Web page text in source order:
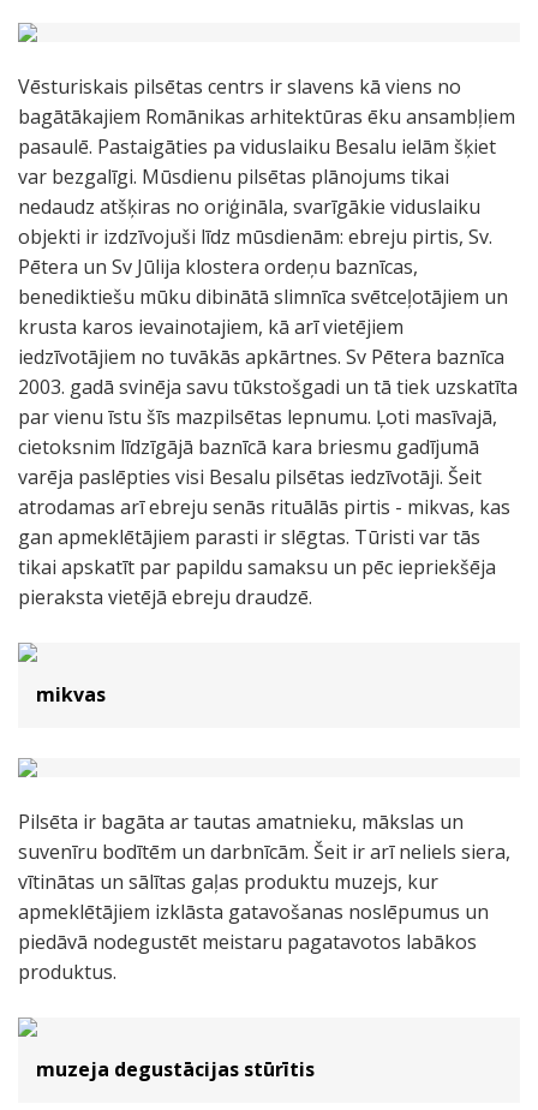
Vēsturiskais pilsētas centrs ir slavens kā viens no
bagātākajiem Romānikas arhitektūras ēku ansambļiem
pasaulē. Pastaigāties pa viduslaiku Besalu ielām šķiet
var bezgalīgi. Mūsdienu pilsētas plānojums tikai
nedaudz atšķiras no oriģināla, svarīgākie viduslaiku
objekti ir izdzīvojuši līdz mūsdienām: ebreju pirtis, Sv.
Pētera un Sv Jūlija klostera ordeņu baznīcas,
benediktiešu mūku dibinātā slimnīca svētceļotājiem un
krusta karos ievainotajiem, kā arī vietējiem
iedzīvotājiem no tuvākās apkārtnes. Sv Pētera baznīca
2003. gadā svinēja savu tūkstošgadi un tā tiek uzskatīta
par vienu īstu šīs mazpilsētas lepnumu. Ļoti masīvajā,
cietoksnim līdzīgājā baznīcā kara briesmu gadījumā
varēja paslēpties visi Besalu pilsētas iedzīvotāji. Šeit
atrodamas arī ebreju senās rituālās pirtis - mikvas, kas
gan apmeklētājiem parasti ir slēgtas. Tūristi var tās
tikai apskatīt par papildu samaksu un pēc iepriekšēja
pieraksta vietējā ebreju draudzē.
mikvas
Pilsēta ir bagāta ar tautas amatnieku, mākslas un
suvenīru bodītēm un darbnīcām. Šeit ir arī neliels siera,
vītinātas un sālītas gaļas produktu muzejs, kur
apmeklētājiem izklāsta gatavošanas noslēpumus un
piedāvā nodegustēt meistaru pagatavotos labākos
produktus.
muzeja degustācijas stūrītis